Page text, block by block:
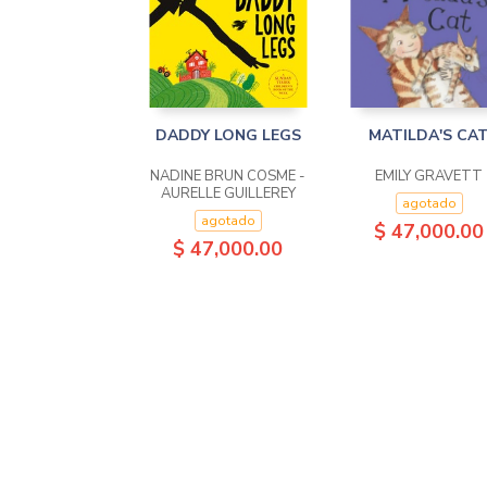
DADDY LONG LEGS
NADINE BRUN COSME -
AURELLE GUILLEREY
agotado
$ 47,000.00
MATILDA'S
EMILY GRAVETT
agotado
$ 47,000.00